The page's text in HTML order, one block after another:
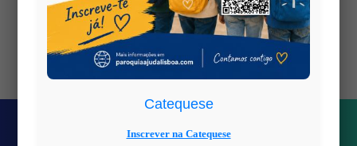
2026 Inscrições Catequese 2026/27
2026 Periodo de férias
Catequese
Inscrever na Catequese